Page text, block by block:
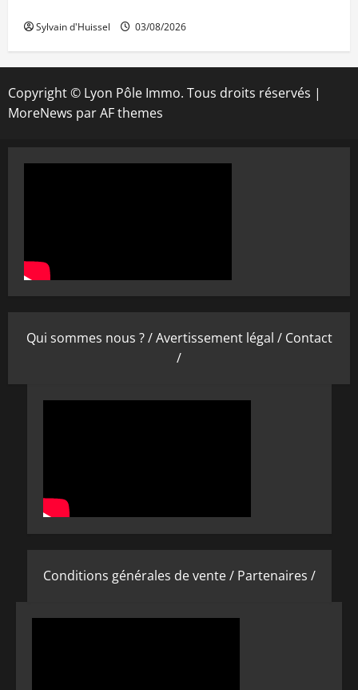
Sylvain d'Huissel 03/08/2026
Copyright © Lyon Pôle Immo. Tous droits réservés |
MoreNews par AF themes
Qui sommes nous ? /Avertissement légal / Contact
/
Conditions générales de vente / Partenaires /